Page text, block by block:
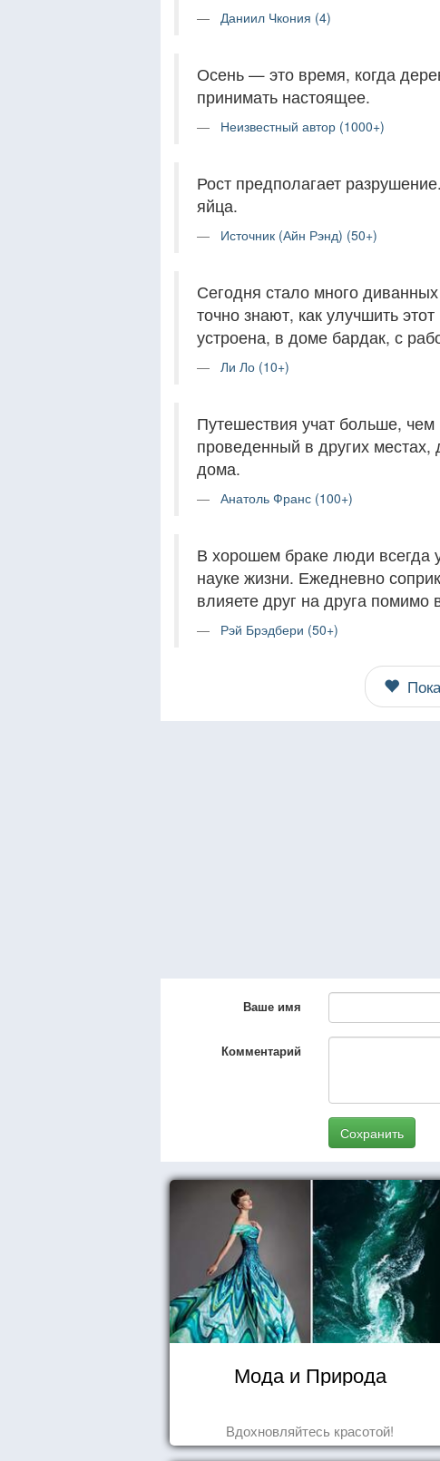
Даниил Чкония (4)
Осень — это время, когда
принимать настоящее.
Неизвестный автор (1000+)
Рост предполагает
яйца.
Источник (Айн Рэнд) (50+)
Сегодня стало много
точно знают, как улучшить
устроена, в доме бардак, с
Ли Ло (10+)
Путешествия учат больше,
проведенный в других
дома.
Анатоль Франс (100+)
В хорошем браке люди всегда
науке жизни. Ежедневно
влияете друг на друга помимо
Рэй Брэдбери (50+)
Ваше имя
Комментарий
Сохранить
Мода и Природа
Вдохновляйтесь красотой!